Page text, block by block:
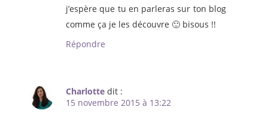
j’espère que tu en parleras sur ton blog
comme ça je les découvre 🙂 bisous !!
Répondre
Charlotte dit :
15 novembre 2015 à 13:22